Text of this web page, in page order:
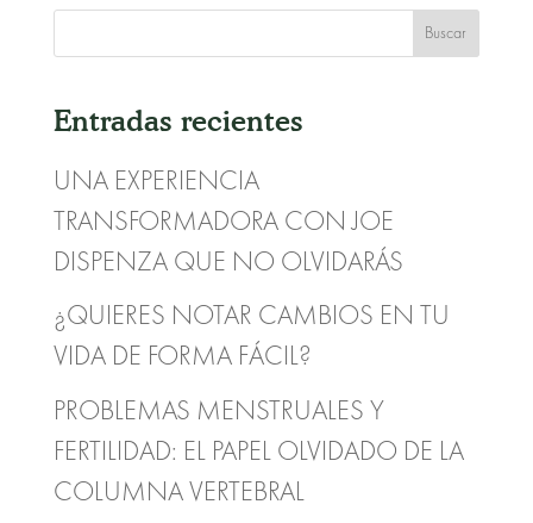
Entradas recientes
UNA EXPERIENCIA
TRANSFORMADORA CON JOE
DISPENZA QUE NO OLVIDARÁS
¿QUIERES NOTAR CAMBIOS EN TU
VIDA DE FORMA FÁCIL?
PROBLEMAS MENSTRUALES Y
FERTILIDAD: EL PAPEL OLVIDADO DE LA
COLUMNA VERTEBRAL